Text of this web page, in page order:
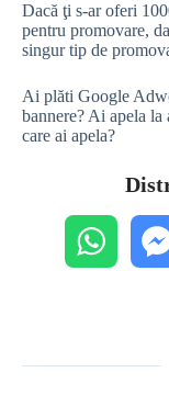
Dacă ţi s-ar oferi
pentru promovare,
singur tip de
Ai plăti Google
bannere? Ai apela la
care ai apela?